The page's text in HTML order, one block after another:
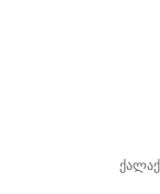
ქალაქ